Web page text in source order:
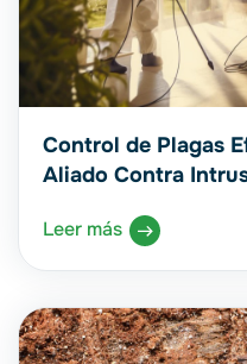
Control de Plagas
Aliado Contra
Leer más